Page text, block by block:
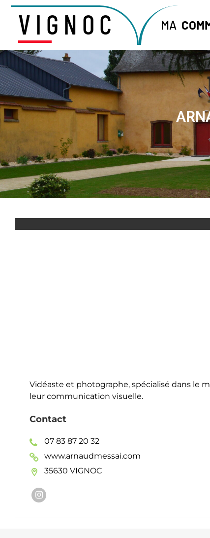
VIGNOC MA
Vidéaste et photographe, spécialisé dans le
leur communication visuelle.
Contact
07 83 87 20 32
www.arnaudmessai.com
35630 VIGNOC